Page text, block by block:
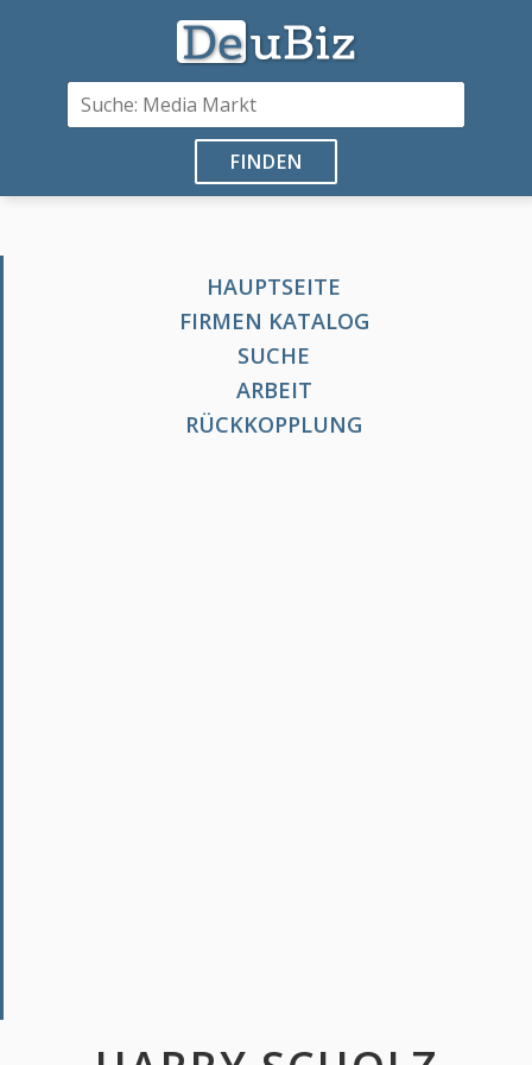
FINDEN
HAUPTSEITE
FIRMEN KATALOG
SUCHE
ARBEIT
RÜCKKOPPLUNG